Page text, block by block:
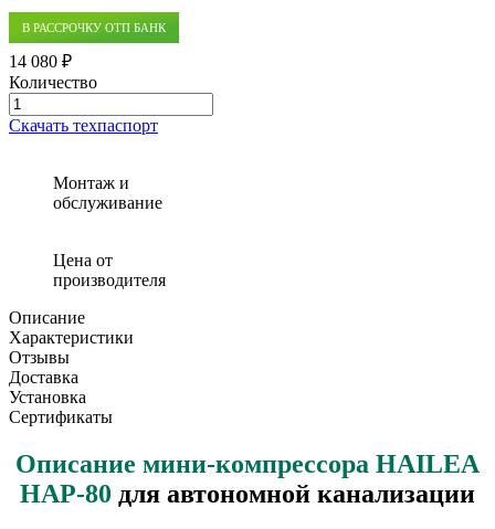
В РАССРОЧКУ ОТП БАНК
14 080 ₽
Количество
Количество
товара
Скачать техпаспорт
Монтаж и
обслуживание
Цена от
производителя
Описание
Характеристики
Отзывы
Доставка
Установка
Сертификаты
Описание мини-компрессора HAILEA
HAP-80 для автономной канализации